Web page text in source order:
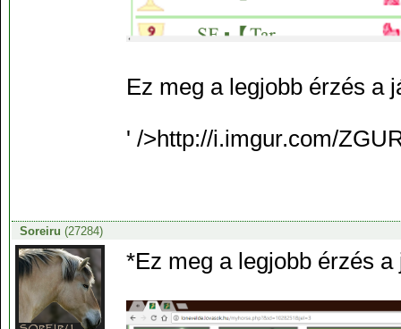
Ez meg a legjobb érzés a
' />http://i.imgur.com/
Soreiru (27284)
*Ez meg a legjobb érzés